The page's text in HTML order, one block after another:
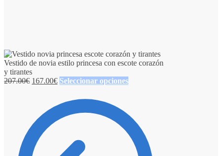
Vestido de novia estilo princesa con escote corazón
y tirantes
207.00€ 167.00€ Seleccionar opciones